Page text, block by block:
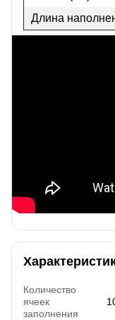
Длина
Количество
ячеек
заполнения